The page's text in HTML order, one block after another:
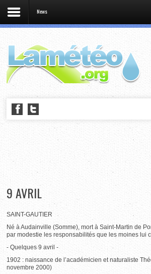
News
9 AVRIL
SAINT-GAUTIER
Né à Audainville (Somme), mort à Saint-Martin de
par modestie les responsabilités que les moines lui
- Quelques 9 avril -
1902 : naissance de l’académicien et naturaliste
novembre 2000)